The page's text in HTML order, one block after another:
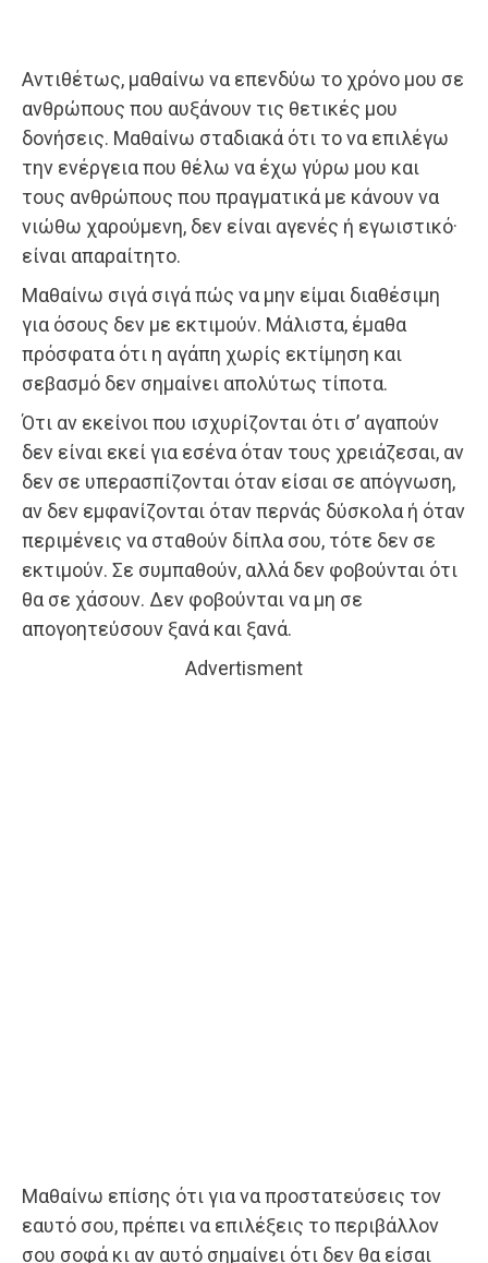
Αντιθέτως, μαθαίνω να επενδύω το χρόνο μου σε
ανθρώπους που αυξάνουν τις θετικές μου
δονήσεις. Μαθαίνω σταδιακά ότι το να επιλέγω
την ενέργεια που θέλω να έχω γύρω μου και
τους ανθρώπους που πραγματικά με κάνουν να
νιώθω χαρούμενη, δεν είναι αγενές ή εγωιστικό·
είναι απαραίτητο.
Μαθαίνω σιγά σιγά πώς να μην είμαι διαθέσιμη
για όσους δεν με εκτιμούν. Μάλιστα, έμαθα
πρόσφατα ότι η αγάπη χωρίς εκτίμηση και
σεβασμό δεν σημαίνει απολύτως τίποτα.
Ότι αν εκείνοι που ισχυρίζονται ότι σ’ αγαπούν
δεν είναι εκεί για εσένα όταν τους χρειάζεσαι, αν
δεν σε υπερασπίζονται όταν είσαι σε απόγνωση,
αν δεν εμφανίζονται όταν περνάς δύσκολα ή όταν
περιμένεις να σταθούν δίπλα σου, τότε δεν σε
εκτιμούν. Σε συμπαθούν, αλλά δεν φοβούνται ότι
θα σε χάσουν. Δεν φοβούνται να μη σε
απογοητεύσουν ξανά και ξανά.
Advertisment
Μαθαίνω επίσης ότι για να προστατεύσεις τον
εαυτό σου, πρέπει να επιλέξεις το περιβάλλον
σου σοφά κι αν αυτό σημαίνει ότι δεν θα είσαι